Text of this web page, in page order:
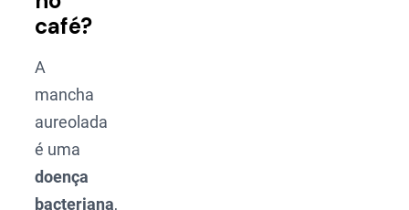
café?
A
mancha
aureolada
é uma
doença
bacteriana,